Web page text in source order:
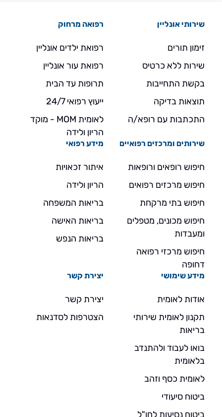
שירותי אונליין
זימון תורים
שירות ללא כרטיס
בקשת התחייבות
תוצאות בדיקה
התכתבות עם רופא/ה
רפואה מרחוק
רפואת ילדים אונליין
רפואת עור אונליין
תרופות עד הבית
ייעוץ רפואי 24/7
לאומית MOM - מוקד
הריון ולידה
שירותים ומרכזים רפואיים
חיפוש רופאים ורופאות
חיפוש מרכזים רפואים
חיפוש בתי מרקחת
חיפוש מכונים, מטפלים
ומעבדות
חיפוש מרכזי רפואה
דחופה
מידע רפואי
איתור זכאויות
הריון ולידה
בריאות המשפחה
בריאות האישה
בריאות הנפש
מידע שימושי
אודות לאומית
תקנון לאומית שירותי
בריאות
בואו לעבוד ולהתנדב
בלאומית
לאומית כסף וזהב
ביטוח סיעודי
ביטוח נסיעות לחו"ל
יצירת קשר
יצירת קשר
הצטרפות לסדנאות